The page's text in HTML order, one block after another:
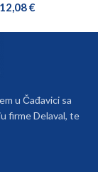
12,08€
u Čađavici sa
firme Delaval, te